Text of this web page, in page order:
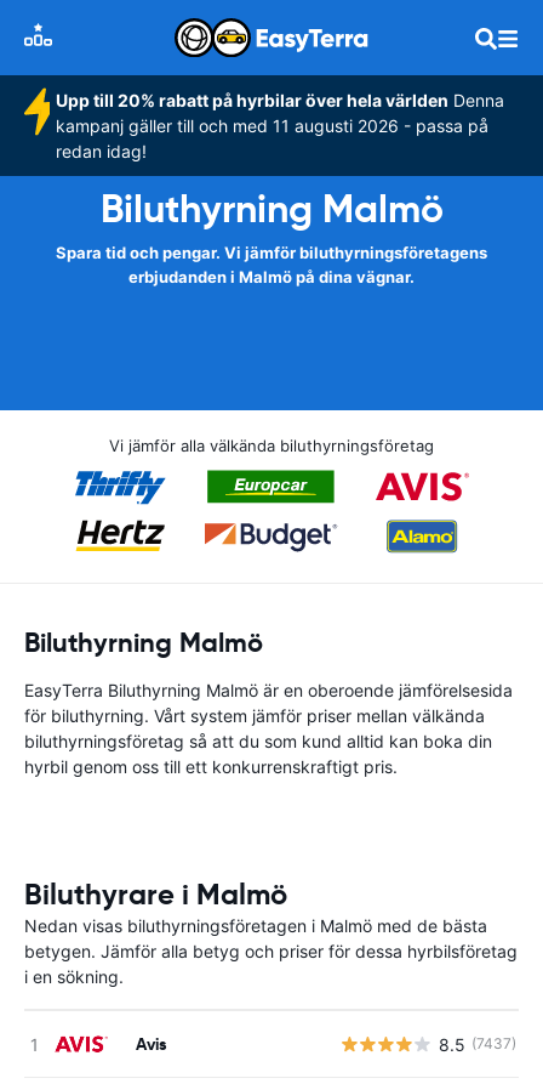
Upp till 20% rabatt på hyrbilar över hela världen Denna
kampanj gäller till och med 11 augusti 2026 - passa på
redan idag!
Biluthyrning Malmö
Spara tid och pengar. Vi jämför biluthyrningsföretagens
erbjudanden i Malmö på dina vägnar.
Vi jämför alla välkända biluthyrningsföretag
Biluthyrning Malmö
EasyTerra Biluthyrning Malmö är en oberoende jämförelsesida
för biluthyrning. Vårt system jämför priser mellan välkända
biluthyrningsföretag så att du som kund alltid kan boka din
hyrbil genom oss till ett konkurrenskraftigt pris.
Biluthyrare i Malmö
Nedan visas biluthyrningsföretagen i Malmö med de bästa
betygen. Jämför alla betyg och priser för dessa hyrbilsföretag
i en sökning.
Avis 8.5 (7437)